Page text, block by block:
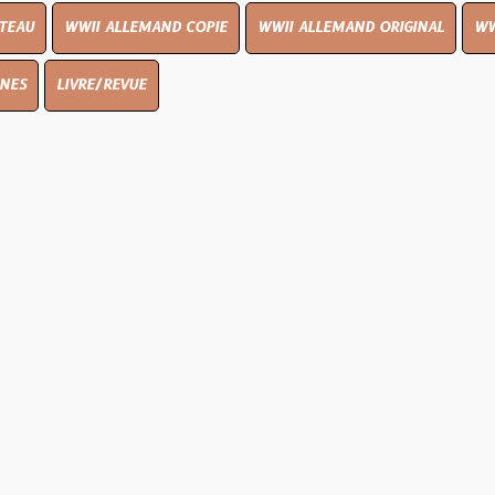
ALLEMAND COPIE WWII ALLEMAND ORIGINAL WWII UK